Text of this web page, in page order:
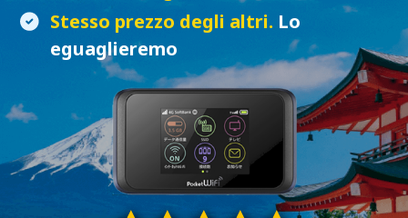
Stesso prezzo degli altri. Lo
eguaglieremo